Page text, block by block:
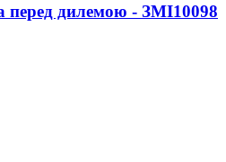
перед дилемою - ЗМІ10098